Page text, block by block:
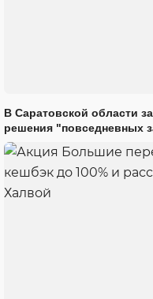
В Саратовской области
решения "повседневных